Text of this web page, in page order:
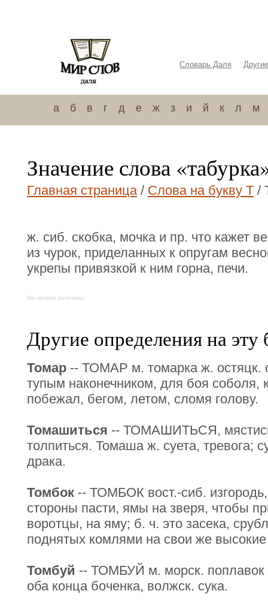
Словарь Даля
а б в г д е ж з и й к л м
Значение слова
Главная страница/ Слова на букву Т /
ж. сиб. скобка, мочка и пр. что кажет
из чурок, приделанных к опругам
укрепы привязкой к ним горна, печи.
На правах рекламы:
Другие определения на эту
Томар -- ТОМАР м. томарка ж. остяцк.
тупым наконечником, для боя соболя,
побежал, бегом, летом, сломя голову.
Томашиться -- ТОМАШИТЬСЯ,
толпиться. Томаша ж. суета, тревога;
драка.
Томбок -- ТОМБОК вост.-сиб.
стороны пасти, ямы на зверя, чтобы
воротцы, на яму; б. ч. это засека,
поднятых комлями на свои же
Томбуй -- ТОМБУЙ м. морск. поплавок
оба конца боченка, волжск. сука.